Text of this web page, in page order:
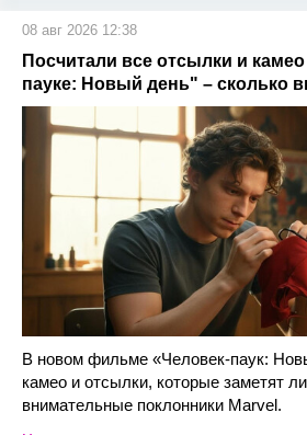
08 авг 2026 12:38
Посчитали все отсылки и
пауке: Новый день" – сколько
В новом фильме «Человек-паук:
камео и отсылки, которые заметят
внимательные поклонники Marvel.